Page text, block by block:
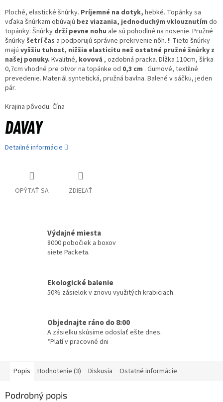
Ploché, elastické šnúrky. Príjemné na dotyk, hebké. Topánky sa
vďaka šnúrkam obúvajú bez viazania, jednoduchým vklouznutím do
topánky. Šnúrky drží pevne nohu ale sú pohodlné na nosenie. Pružné
šnúrky šetrí čas a podporujú správne prekrvenie nôh. !! Tieto šnúrky
majú vyššiu tuhosť, nižšia elasticitu než ostatné pružné šnúrky z
našej ponuky. Kvalitné, kovová , ozdobná pracka. Dĺžka 110cm, šírka
0,7cm vhodné pre otvor na topánke od 0,3 cm . Gumové, textilné
prevedenie. Materiál syntetická, pružná bavlna. Balené v sáčku, jeden
pár.
Krajina pôvodu: Čína
Detailné informácie
OPÝTAŤ SA ZDIEĽAŤ
Výdajné miesta
8000 pobočiek a boxov
siete Packeta.
Ekologické balenie
50% zásielok v znovu využitých krabiciach.
Objednajte ráno do 8:00
A zásielku skúsime odoslať ešte dnes.
*Platí v pracovné dni
Popis Hodnotenie (3) Diskusia Ostatné informácie
Podrobný popis